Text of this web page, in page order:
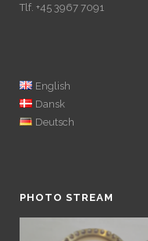
Tlf. +45 3967 7091
English
Dansk
Deutsch
PHOTO STREAM